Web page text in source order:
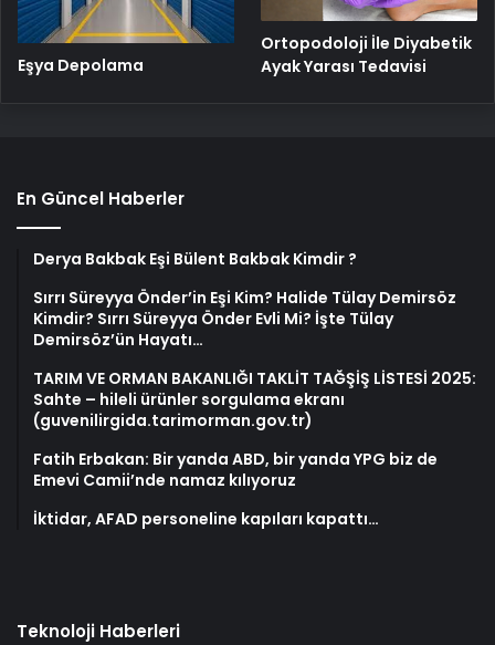
Eşya Depolama
Ortopodoloji İle Diyabetik
Ayak Yarası Tedavisi
En Güncel Haberler
Derya Bakbak Eşi Bülent Bakbak Kimdir ?
Sırrı Süreyya Önder’in Eşi Kim? Halide Tülay Demirsöz
Kimdir? Sırrı Süreyya Önder Evli Mi? İşte Tülay
Demirsöz’ün Hayatı…
TARIM VE ORMAN BAKANLIĞI TAKLİT TAĞŞİŞ LİSTESİ 2025:
Sahte – hileli ürünler sorgulama ekranı
(guvenilirgida.tarimorman.gov.tr)
Fatih Erbakan: Bir yanda ABD, bir yanda YPG biz de
Emevi Camii’nde namaz kılıyoruz
İktidar, AFAD personeline kapıları kapattı…
Teknoloji Haberleri